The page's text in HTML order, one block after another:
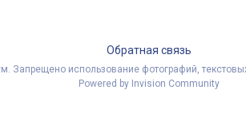
Обратная связь
Запрещено использование фотографий,
Powered by Invision Community